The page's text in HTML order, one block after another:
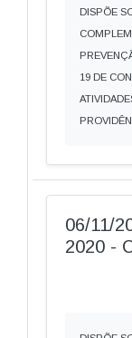
DISPÕE
19 DE
06/11/
2020 -